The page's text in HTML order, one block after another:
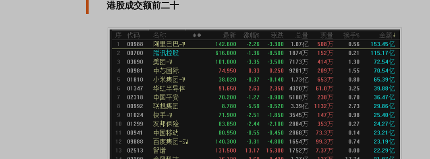
港股成交额前二十